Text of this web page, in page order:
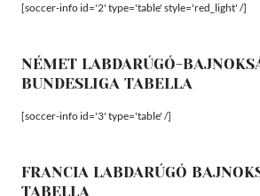
[soccer-info id='2' type='table' style='red_light' /]
NÉMET LABDARÚGÓ-
BUNDESLIGA TABELLA
[soccer-info id='3' type='table' /]
FRANCIA LABDARÚGÓ
TABELLA